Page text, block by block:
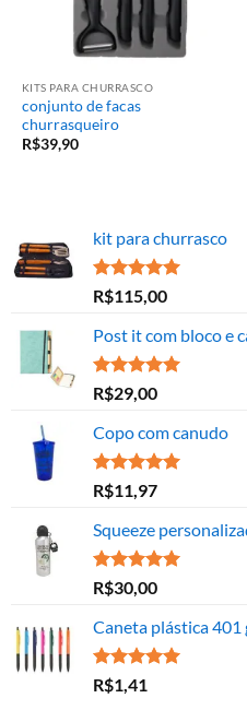
KITS PARA CHURRASCO
conjunto de facas
churrasqueiro
R$39,90
kit para churrasco
Avaliação
5.00
de 5
R$115,00
Post it com bloco e
Avaliação
5.00
de 5
R$29,00
Copo com canudo
Avaliação
5.00
de 5
R$11,97
Squeeze
Avaliação
5.00
de 5
R$30,00
Caneta plástica
Avaliação
5.00 de 5
R$1,41